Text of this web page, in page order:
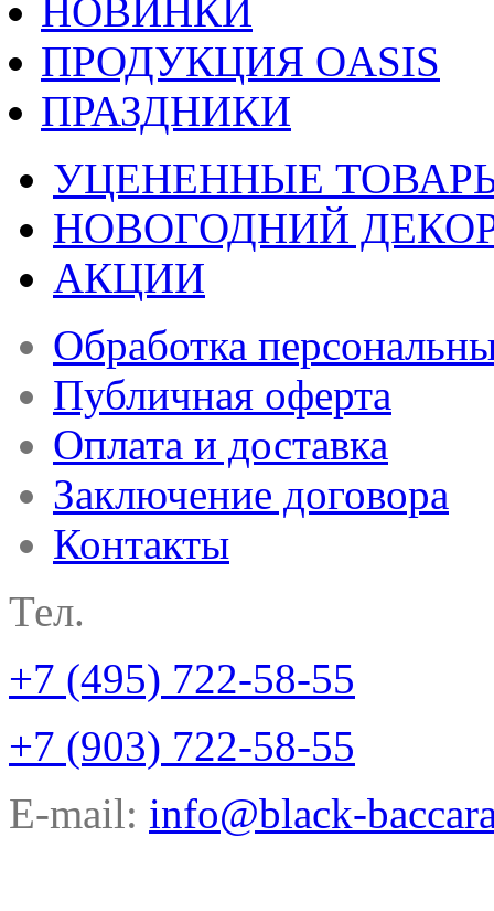
НОВИНКИ
ПРОДУКЦИЯ OASIS
ПРАЗДНИКИ
УЦЕНЕННЫЕ
НОВОГОДНИЙ
АКЦИИ
Обработка
Публичная оферта
Оплата и доставка
Заключение договора
Контакты
Тел.
+7 (495) 722-58-55
+7 (903) 722-58-55
E-mail: info@black-